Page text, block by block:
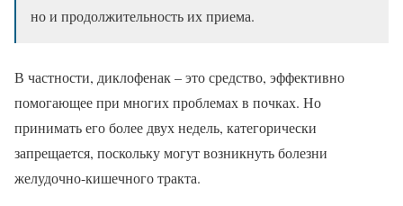
но и продолжительность их приема.
В частности, диклофенак – это средство, эффективно
помогающее при многих проблемах в почках. Но
принимать его более двух недель, категорически
запрещается, поскольку могут возникнуть болезни
желудочно-кишечного тракта.